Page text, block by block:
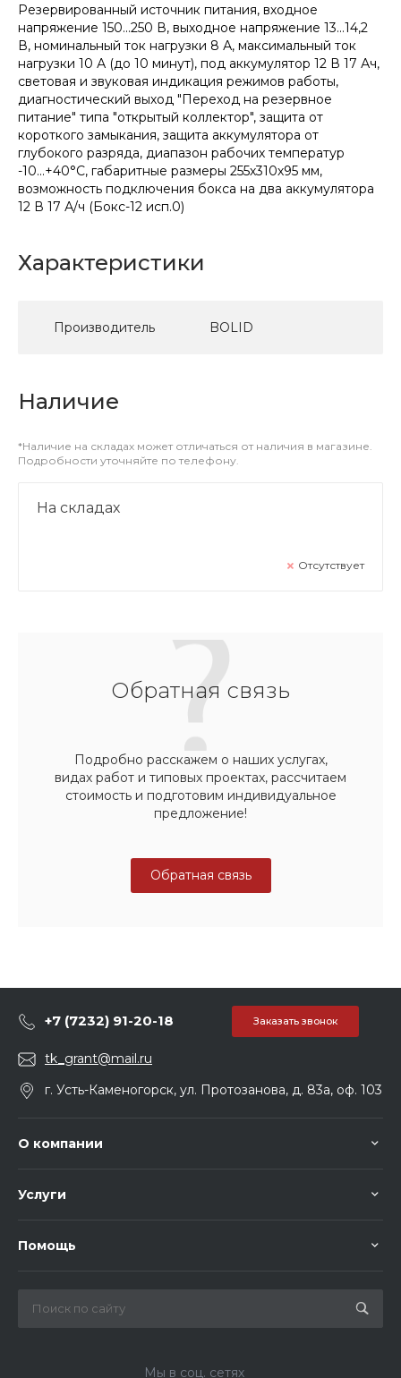
Резервированный источник питания, входное
напряжение 150...250 В, выходное напряжение 13...14,2
В, номинальный ток нагрузки 8 А, максимальный ток
нагрузки 10 А (до 10 минут), под аккумулятор 12 В 17 Ач,
световая и звуковая индикация режимов работы,
диагностический выход "Переход на резервное
питание" типа "открытый коллектор", защита от
короткого замыкания, защита аккумулятора от
глубокого разряда, диапазон рабочих температур
-10...+40°С, габаритные размеры 255х310х95 мм,
возможность подключения бокса на два аккумулятора
12 В 17 А/ч (Бокс-12 исп.0)
Характеристики
Производитель BOLID
Наличие
*Наличие на складах может отличаться от наличия в магазине.
Подробности уточняйте по телефону.
На складах
Отсутствует
Обратная связь
Подробно расскажем о наших услугах,
видах работ и типовых проектах, рассчитаем
стоимость и подготовим индивидуальное
предложение!
Обратная связь
+7 (7232) 91-20-18 Заказать звонок
tk_grant@mail.ru
г. Усть-Каменогорск, ул. Протозанова, д. 83а, оф. 103
О компании
Услуги
Помощь
Мы в соц. сетях